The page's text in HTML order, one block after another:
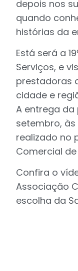
depois nos
quando
histórias da
Está será a
Serviços, e
prestadoras
cidade e
A entrega da
setembro,
realizado no
Comercial de
Confira o
Associação
escolha da